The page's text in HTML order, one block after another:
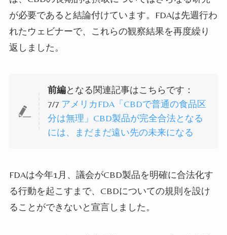
が必要であると結論付けています。 FDAは先週行わ
れたウェビナーで、これらの観察結果を再度繰り
返しました。
前編となる関連記事はこちらです：
7/7 アメリカFDA「CBDで普通の食品区
分は無理」CBD製品が完全合法となる
には、まだまだ遠い先の未来になる
FDAは今年1 月、議会がCBD製品を明確に合法化す
る行動を起こすまで、 CBDについての規則を設け
ることができないと宣言しました。